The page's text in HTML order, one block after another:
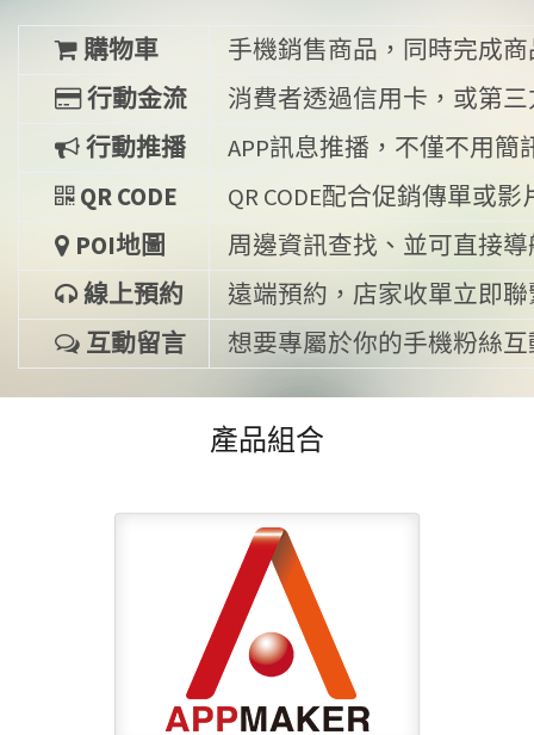
購物車
手機銷售商品，同時完成
行動金流
消費者透過信用卡，或第
行動推播
APP訊息推播，不僅不用
QR CODE
QR CODE配合促銷傳單或
POI地圖
周邊資訊查找、並可直接
線上預約
遠端預約，店家收單立即
互動留言
想要專屬於你的手機粉絲
產品組合